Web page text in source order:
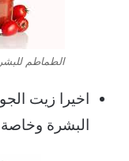
الطماطم
اخيرا زيت
البشرة وخاصة